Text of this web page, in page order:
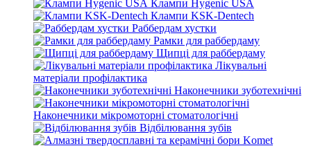
Клампи Hygenic USA
Клампи KSK-Dentech
Раббердам хустки
Рамки для раббердаму
Щипці для раббердаму
Лікувальні
матеріали профілактика
Наконечники зуботехнічні
Наконечники мікромоторні стоматологічні
Відбілювання зубів